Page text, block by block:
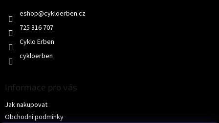
eshop@cykloerben.cz
725 316 707
Cyklo Erben
cykloerben
Informace pro vás
Jak nakupovat
Obchodní podmínky